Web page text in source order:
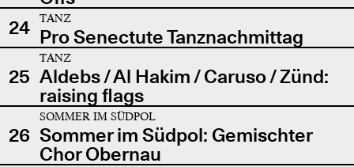
24
TANZ
Pro Senectute Tanznachmittag
25
TANZ
Aldebs / Al Hakim / Caruso / Zünd:
raising flags
26
SOMMER IM SÜDPOL
Sommer im Südpol: Gemischter
Chor Obernau